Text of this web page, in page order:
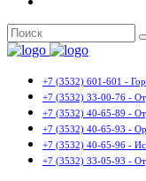
+7 (3532) 601-601 -
+7 (3532) 33-00-76 -
+7 (3532) 40-65-89 -
+7 (3532) 40-65-93 -
+7 (3532) 40-65-96 -
+7 (3532) 33-05-93 -